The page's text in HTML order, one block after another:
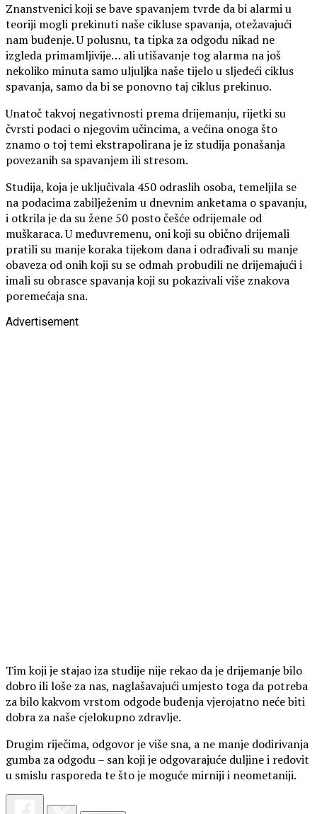
Znanstvenici koji se bave spavanjem tvrde da bi alarmi u
teoriji mogli prekinuti naše cikluse spavanja, otežavajući
nam buđenje. U polusnu, ta tipka za odgodu nikad ne
izgleda primamljivije… ali utišavanje tog alarma na još
nekoliko minuta samo uljuljka naše tijelo u sljedeći ciklus
spavanja, samo da bi se ponovno taj ciklus prekinuo.
Unatoč takvoj negativnosti prema drijemanju, rijetki su
čvrsti podaci o njegovim učincima, a većina onoga što
znamo o toj temi ekstrapolirana je iz studija ponašanja
povezanih sa spavanjem ili stresom.
Studija, koja je uključivala 450 odraslih osoba, temeljila se
na podacima zabilježenim u dnevnim anketama o spavanju,
i otkrila je da su žene 50 posto češće odrijemale od
muškaraca. U međuvremenu, oni koji su obično drijemali
pratili su manje koraka tijekom dana i odrađivali su manje
obaveza od onih koji su se odmah probudili ne drijemajući i
imali su obrasce spavanja koji su pokazivali više znakova
poremećaja sna.
Advertisement
Tim koji je stajao iza studije nije rekao da je drijemanje bilo
dobro ili loše za nas, naglašavajući umjesto toga da potreba
za bilo kakvom vrstom odgode buđenja vjerojatno neće biti
dobra za naše cjelokupno zdravlje.
Drugim riječima, odgovor je više sna, a ne manje dodirivanja
gumba za odgodu – san koji je odgovarajuće duljine i redovit
u smislu rasporeda te što je moguće mirniji i neometaniji.